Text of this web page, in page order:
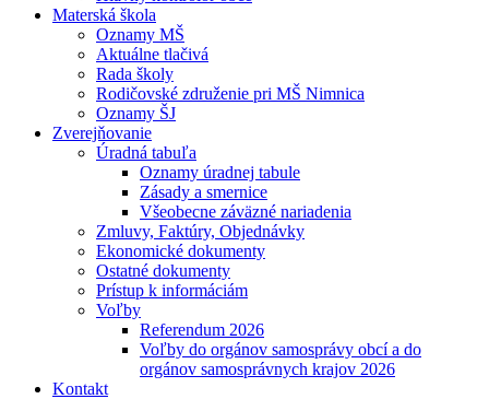
Materská škola
Oznamy MŠ
Aktuálne tlačivá
Rada školy
Rodičovské združenie pri MŠ Nimnica
Oznamy ŠJ
Zverejňovanie
Úradná tabuľa
Oznamy úradnej tabule
Zásady a smernice
Všeobecne záväzné nariadenia
Zmluvy, Faktúry, Objednávky
Ekonomické dokumenty
Ostatné dokumenty
Prístup k informáciám
Voľby
Referendum 2026
Voľby do orgánov samosprávy obcí a do
orgánov samosprávnych krajov 2026
Kontakt